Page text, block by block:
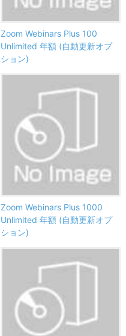
Zoom Webinars Plus 100
Unlimited 年額 (自動更新オプ
ション)
Zoom Webinars Plus 1000
Unlimited 年額 (自動更新オプ
ション)